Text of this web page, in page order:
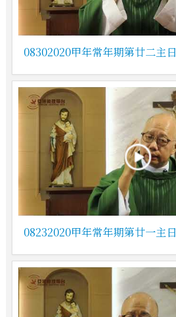
08302020甲年常年期第廿二主日
08232020甲年常年期第廿一主日